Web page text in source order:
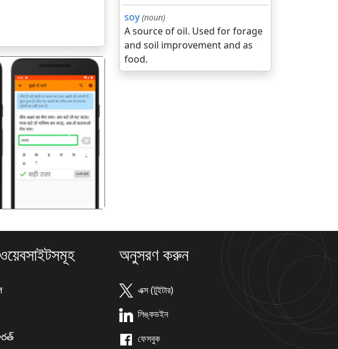
अगला
soy (noun)
A source of oil. Used for forage
and soil improvement and as
food.
অনুসরণ করুন
এক্স (টুইটার)
লিঙ্কডইন
ফেসবুক